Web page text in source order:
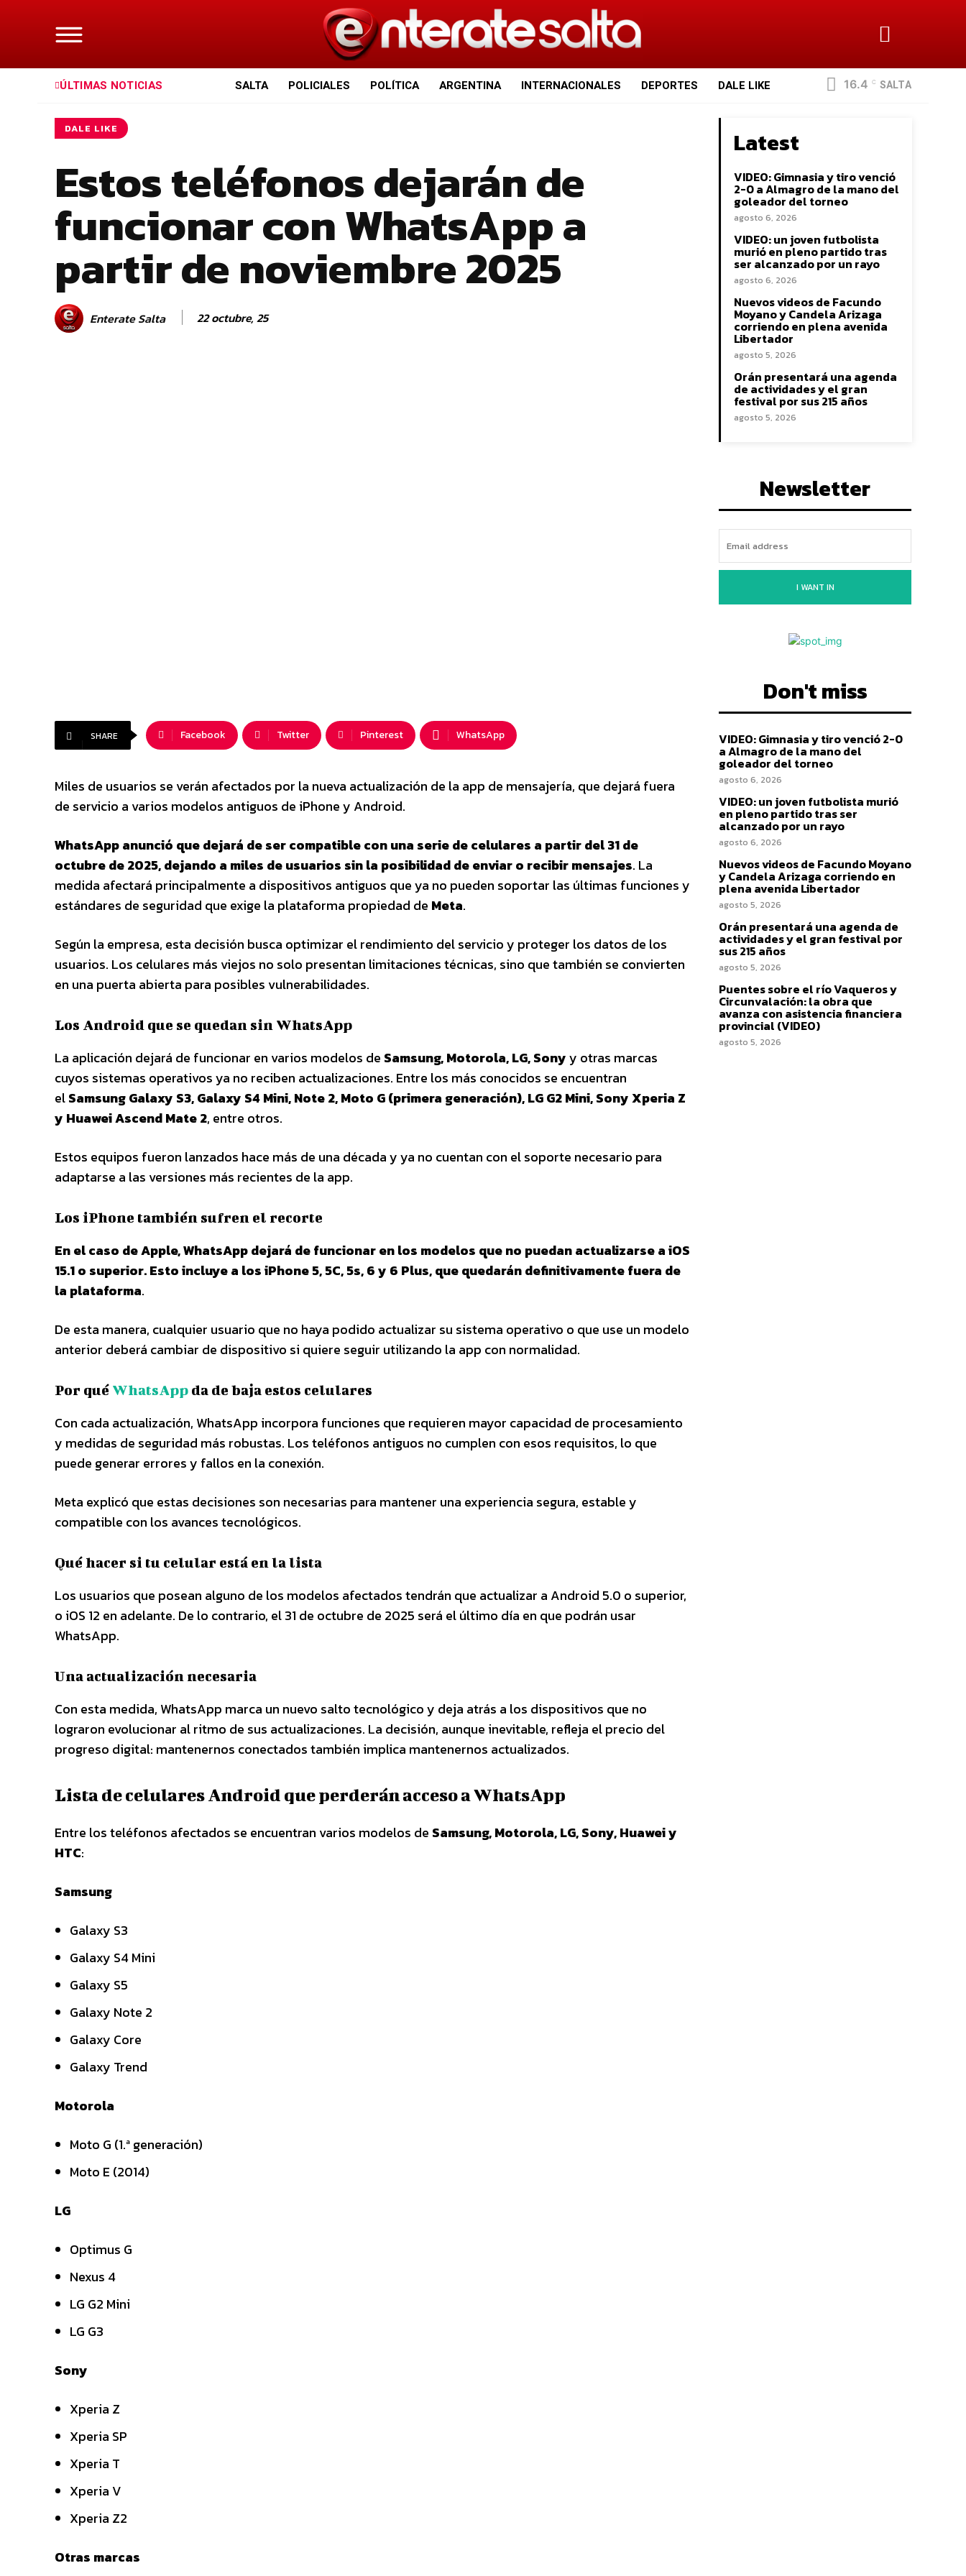
ÚLTIMAS NOTICIAS SALTA POLICIALES POLÍTICA ARGENTINA INTERNACIONALES DEPORTES DALE LIKE 16.4 C SALTA
DALE LIKE
Estos teléfonos dejarán de
funcionar con WhatsApp a
partir de noviembre 2025
Enterate Salta 22 octubre, 25
SHARE Facebook Twitter Pinterest WhatsApp
Miles de usuarios se verán afectados por la nueva actualización de la app de mensajería, que dejará fuera
de servicio a varios modelos antiguos de iPhone y Android.
WhatsApp anunció que dejará de ser compatible con una serie de celulares a partir del 31 de
octubre de 2025, dejando a miles de usuarios sin la posibilidad de enviar o recibir mensajes. La
medida afectará principalmente a dispositivos antiguos que ya no pueden soportar las últimas funciones y
estándares de seguridad que exige la plataforma propiedad de Meta.
Según la empresa, esta decisión busca optimizar el rendimiento del servicio y proteger los datos de los
usuarios. Los celulares más viejos no solo presentan limitaciones técnicas, sino que también se convierten
en una puerta abierta para posibles vulnerabilidades.
Los Android que se quedan sin WhatsApp
La aplicación dejará de funcionar en varios modelos de Samsung, Motorola, LG, Sonyy otras marcas
cuyos sistemas operativos ya no reciben actualizaciones. Entre los más conocidos se encuentran
elSamsung Galaxy S3, Galaxy S4 Mini, Note 2, Moto G (primera generación), LG G2 Mini, Sony Xperia Z
y Huawei Ascend Mate 2, entre otros.
Estos equipos fueron lanzados hace más de una década y ya no cuentan con el soporte necesario para
adaptarse a las versiones más recientes de la app.
Los iPhone también sufren el recorte
En el caso de Apple, WhatsApp dejará de funcionar en los modelos que no puedan actualizarse a iOS
15.1 o superior. Esto incluye a los iPhone 5, 5C, 5s, 6 y 6 Plus, que quedarán definitivamente fuera de
la plataforma.
De esta manera, cualquier usuario que no haya podido actualizar su sistema operativo o que use un modelo
anterior deberá cambiar de dispositivo si quiere seguir utilizando la app con normalidad.
Por qué WhatsApp da de baja estos celulares
Con cada actualización, WhatsApp incorpora funciones que requieren mayor capacidad de procesamiento
y medidas de seguridad más robustas. Los teléfonos antiguos no cumplen con esos requisitos, lo que
puede generar errores y fallos en la conexión.
Meta explicó que estas decisiones son necesarias para mantener una experiencia segura, estable y
compatible con los avances tecnológicos.
Qué hacer si tu celular está en la lista
Los usuarios que posean alguno de los modelos afectados tendrán que actualizar a Android 5.0 o superior,
o iOS 12 en adelante. De lo contrario, el 31 de octubre de 2025 será el último día en que podrán usar
WhatsApp.
Una actualización necesaria
Con esta medida, WhatsApp marca un nuevo salto tecnológico y deja atrás a los dispositivos que no
lograron evolucionar al ritmo de sus actualizaciones. La decisión, aunque inevitable, refleja el precio del
progreso digital: mantenernos conectados también implica mantenernos actualizados.
Lista de celulares Android que perderán acceso a WhatsApp
Entre los teléfonos afectados se encuentran varios modelos de Samsung, Motorola, LG, Sony, Huawei y
HTC:
Samsung
Galaxy S3
Galaxy S4 Mini
Galaxy S5
Galaxy Note 2
Galaxy Core
Galaxy Trend
Motorola
Moto G (1.ª generación)
Moto E (2014)
LG
Optimus G
Nexus 4
LG G2 Mini
LG G3
Sony
Xperia Z
Xperia SP
Xperia T
Xperia V
Xperia Z2
Otras marcas
Latest
VIDEO: Gimnasia y tiro venció
2-0 a Almagro de la mano del
goleador del torneo
agosto 6, 2026
VIDEO: un joven futbolista
murió en pleno partido tras
ser alcanzado por un rayo
agosto 6, 2026
Nuevos videos de Facundo
Moyano y Candela Arizaga
corriendo en plena avenida
Libertador
agosto 5, 2026
Orán presentará una agenda
de actividades y el gran
festival por sus 215 años
agosto 5, 2026
Newsletter
I WANT IN
Don't miss
VIDEO: Gimnasia y tiro venció 2-0
a Almagro de la mano del
goleador del torneo
agosto 6, 2026
VIDEO: un joven futbolista murió
en pleno partido tras ser
alcanzado por un rayo
agosto 6, 2026
Nuevos videos de Facundo Moyano
y Candela Arizaga corriendo en
plena avenida Libertador
agosto 5, 2026
Orán presentará una agenda de
actividades y el gran festival por
sus 215 años
agosto 5, 2026
Puentes sobre el río Vaqueros y
Circunvalación: la obra que
avanza con asistencia financiera
provincial (VIDEO)
agosto 5, 2026